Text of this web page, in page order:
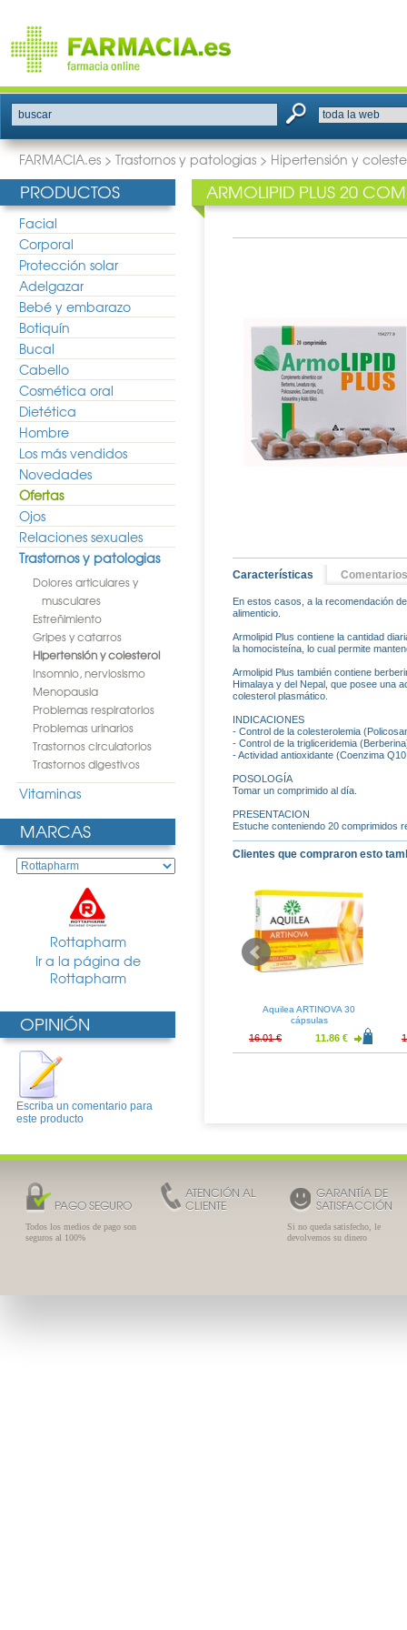
buscar
FARMACIA.es > Trastornos y patologias > Hipertensión y
PRODUCTOS
Facial
Corporal
Protección solar
Adelgazar
Bebé y embarazo
Botiquín
Bucal
Cabello
Cosmética oral
Dietética
Hombre
Los más vendidos
Novedades
Ofertas
Ojos
Relaciones sexuales
Trastornos y patologias
Dolores articulares y
musculares
Estreñimiento
Gripes y catarros
Hipertensión y colesterol
Insomnio, nerviosismo
Menopausia
Problemas respiratorios
Problemas urinarios
Trastornos circulatorios
Trastornos digestivos
Vitaminas
MARCAS
Rottapharm
Ir a la página de
Rottapharm
OPINIÓN
Escriba un comentario para
este producto
ARMOLIPID PLUS 20
Características Comentarios
En estos casos, a la recomendación
alimenticio.
Armolipid Plus contiene la cantidad
la homocisteína, lo cual permite
Armolipid Plus también contiene
Himalaya y del Nepal, que posee una
colesterol plasmático.
INDICACIONES
- Control de la colesterolemia
- Control de la trigliceridemia
- Actividad antioxidante (Coenzima
POSOLOGÍA
Tomar un comprimido al día.
PRESENTACION
Estuche conteniendo 20 comprimidos
Clientes que compraron esto
Duplo
12.93 € 9.23 € 6.84 €
Aquilea ARTINOVA 30
cápsulas
16.01 € 11.86 €
PAGO SEGURO
Todos los medios de pago son
seguros al 100%
ATENCIÓN AL
CLIENTE
GARANTÍA DE
SATISFACCIÓN
Si no queda satisfecho, le
devolvemos su dinero